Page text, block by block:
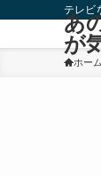
テレビ
あ
が
ホーム